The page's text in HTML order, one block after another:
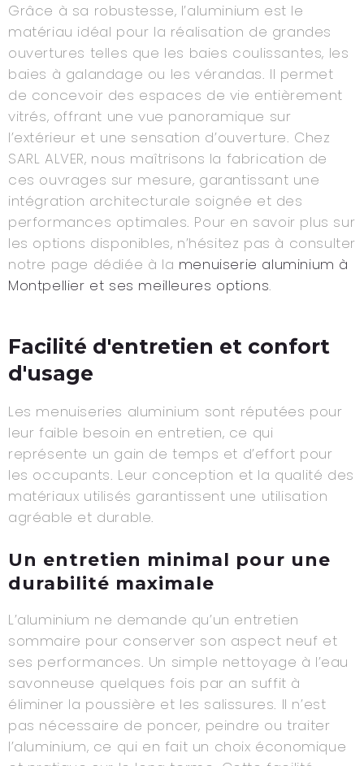
Grâce à sa robustesse, l’aluminium est le
matériau idéal pour la réalisation de grandes
ouvertures telles que les baies coulissantes, les
baies à galandage ou les vérandas. Il permet
de concevoir des espaces de vie entièrement
vitrés, offrant une vue panoramique sur
l’extérieur et une sensation d’ouverture. Chez
SARL ALVER, nous maîtrisons la fabrication de
ces ouvrages sur mesure, garantissant une
intégration architecturale soignée et des
performances optimales. Pour en savoir plus sur
les options disponibles, n’hésitez pas à consulter
notre page dédiée à la menuiserie aluminium à
Montpellier et ses meilleures options.
Facilité d'entretien et confort
d'usage
Les menuiseries aluminium sont réputées pour
leur faible besoin en entretien, ce qui
représente un gain de temps et d’effort pour
les occupants. Leur conception et la qualité des
matériaux utilisés garantissent une utilisation
agréable et durable.
Un entretien minimal pour une
durabilité maximale
L’aluminium ne demande qu’un entretien
sommaire pour conserver son aspect neuf et
ses performances. Un simple nettoyage à l’eau
savonneuse quelques fois par an suffit à
éliminer la poussière et les salissures. Il n’est
pas nécessaire de poncer, peindre ou traiter
l’aluminium, ce qui en fait un choix économique